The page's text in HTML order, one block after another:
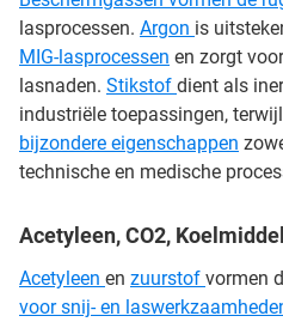
lasprocessen. Argon is
MIG-lasprocessen en zorgt
lasnaden. Stikstof dient als
industriële toepassingen, terwijl
bijzondere eigenschappen
technische en medische
Acetyleen, CO2,
Acetyleen en zuurstof vormen
voor snij- en